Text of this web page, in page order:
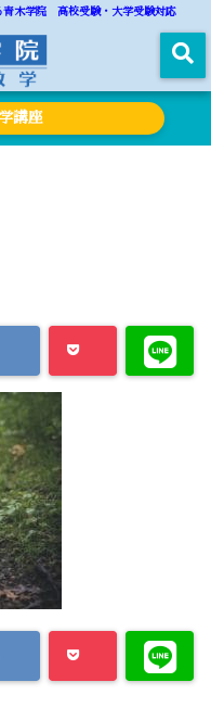
青木学院 高校受験・大学受験対応
講座